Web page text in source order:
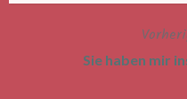
Sie haben mir